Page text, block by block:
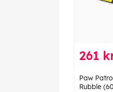
261
Paw
Rubble